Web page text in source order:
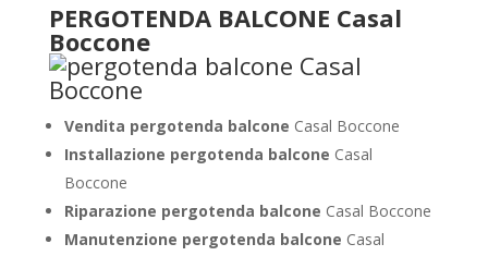
PERGOTENDA BALCONE Casal
Boccone
Vendita pergotenda balcone Casal Boccone
Installazione pergotenda balcone Casal
Boccone
Riparazione pergotenda balcone Casal Boccone
Manutenzione pergotenda balcone Casal